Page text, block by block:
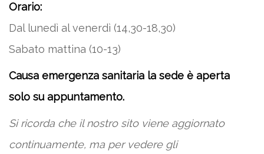
Orario:
Dal lunedì al venerdì (14,30-18,30)
Sabato mattina (10-13)
Causa emergenza sanitaria la sede è aperta
solo su appuntamento.
Si ricorda che il nostro sito viene aggiornato
continuamente, ma per vedere gli